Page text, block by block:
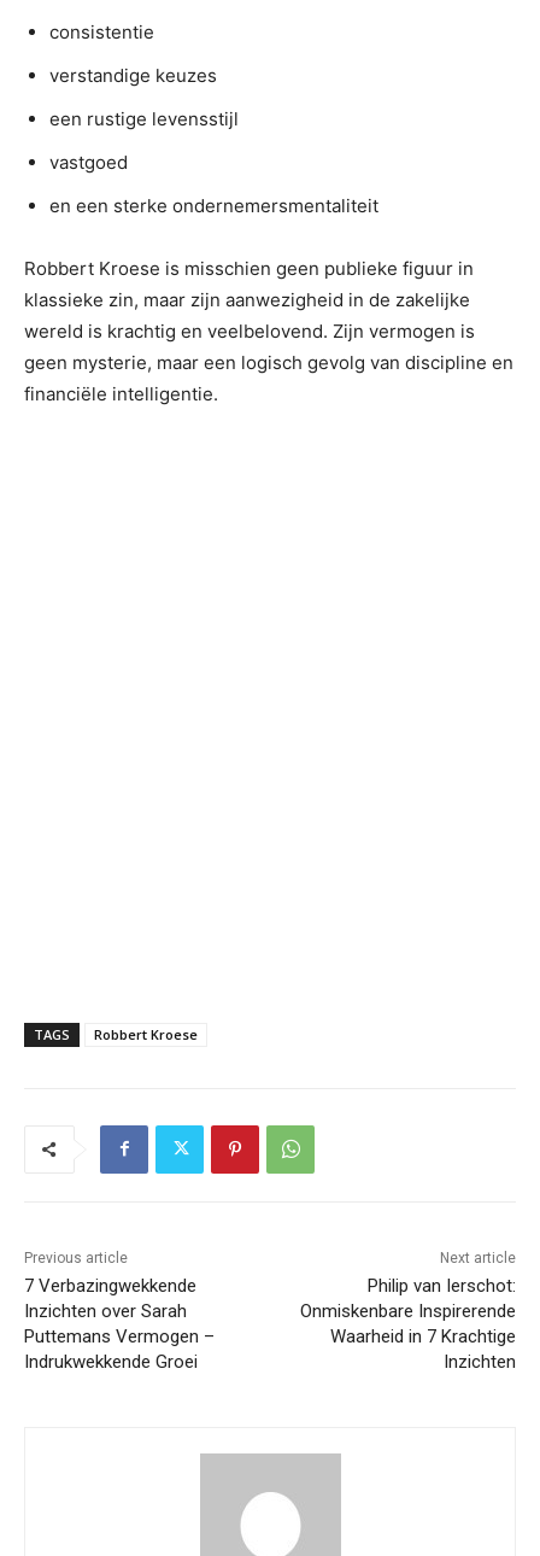
consistentie
verstandige keuzes
een rustige levensstijl
vastgoed
en een sterke ondernemersmentaliteit
Robbert Kroese is misschien geen publieke figuur in
klassieke zin, maar zijn aanwezigheid in de zakelijke
wereld is krachtig en veelbelovend. Zijn vermogen is
geen mysterie, maar een logisch gevolg van discipline en
financiële intelligentie.
TAGS Robbert Kroese
Previous article
7 Verbazingwekkende
Inzichten over Sarah
Puttemans Vermogen –
Indrukwekkende Groei
Next article
Philip van Ierschot:
Onmiskenbare Inspirerende
Waarheid in 7 Krachtige
Inzichten